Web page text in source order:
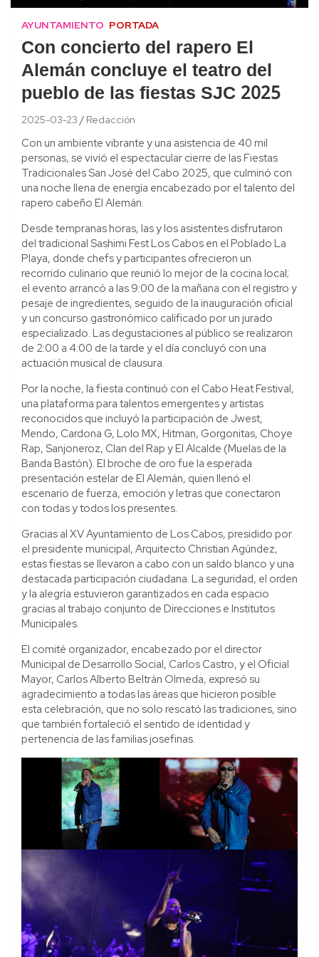
AYUNTAMIENTO PORTADA
Con concierto del rapero El
Alemán concluye el teatro del
pueblo de las fiestas SJC 2025
2025-03-23 Redacción
Con un ambiente vibrante y una asistencia de 40 mil
personas, se vivió el espectacular cierre de las Fiestas
Tradicionales San José del Cabo 2025, que culminó con
una noche llena de energía encabezado por el talento del
rapero cabeño El Alemán.
Desde tempranas horas, las y los asistentes disfrutaron
del tradicional Sashimi Fest Los Cabos en el Poblado La
Playa, donde chefs y participantes ofrecieron un
recorrido culinario que reunió lo mejor de la cocina local;
el evento arrancó a las 9:00 de la mañana con el registro y
pesaje de ingredientes, seguido de la inauguración oficial
y un concurso gastronómico calificado por un jurado
especializado. Las degustaciones al público se realizaron
de 2:00 a 4:00 de la tarde y el día concluyó con una
actuación musical de clausura.
Por la noche, la fiesta continuó con el Cabo Heat Festival,
una plataforma para talentos emergentes y artistas
reconocidos que incluyó la participación de Jwest,
Mendo, Cardona G, Lolo MX, Hitman, Gorgonitas, Choye
Rap, Sanjoneroz, Clan del Rap y El Alcalde (Muelas de la
Banda Bastón). El broche de oro fue la esperada
presentación estelar de El Alemán, quien llenó el
escenario de fuerza, emoción y letras que conectaron
con todas y todos los presentes.
Gracias al XV Ayuntamiento de Los Cabos, presidido por
el presidente municipal, Arquitecto Christian Agúndez,
estas fiestas se llevaron a cabo con un saldo blanco y una
destacada participación ciudadana. La seguridad, el orden
y la alegría estuvieron garantizados en cada espacio
gracias al trabajo conjunto de Direcciones e Institutos
Municipales.
El comité organizador, encabezado por el director
Municipal de Desarrollo Social, Carlos Castro, y el Oficial
Mayor, Carlos Alberto Beltrán Olmeda, expresó su
agradecimiento a todas las áreas que hicieron posible
esta celebración, que no solo rescató las tradiciones, sino
que también fortaleció el sentido de identidad y
pertenencia de las familias josefinas.